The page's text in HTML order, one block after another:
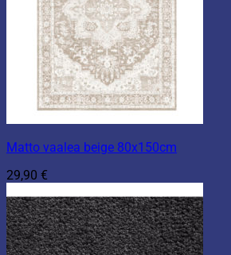
Matto vaalea beige 80x150cm
29,90 €